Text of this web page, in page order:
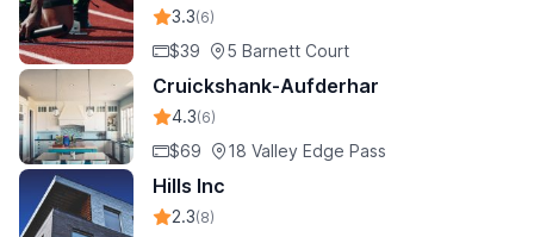
3.3(6)
$39 5 Barnett Court
Cruickshank-Aufderhar
4.3(6)
$69 18 Valley Edge Pass
Hills Inc
2.3(8)